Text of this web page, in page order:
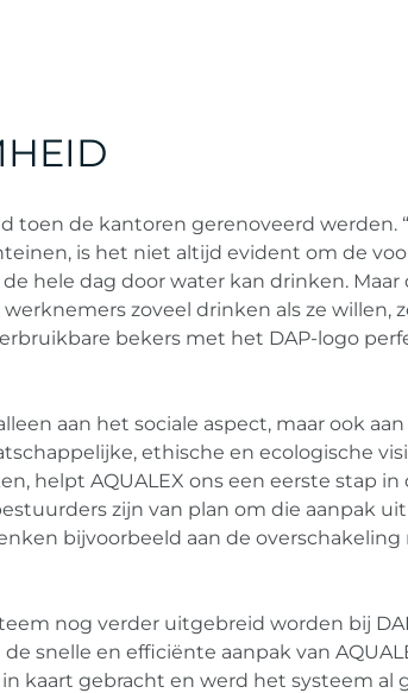
toen de kantoren gerenoveerd werden.
is het niet altijd evident om de
hele dag door water kan drinken. Maar
zoveel drinken als ze willen,
bekers met het DAP-logo
aan het sociale aspect, maar ook
ethische en ecologische
helpt AQUALEX ons een eerste stap in
zijn van plan om die aanpak
bijvoorbeeld aan de overschakeling
nog verder uitgebreid worden bij
snelle en efficiënte aanpak van
kaart gebracht en werd het systeem al